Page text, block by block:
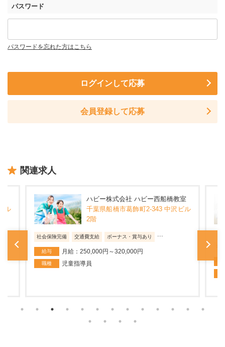
パスワード
パスワードを忘れた方はこちら
ログインして応募
会員登録して応募
関連求人
ル
ハビー株式会社 ハビー西船橋教室
千葉県船橋市葛飾町2-343 中沢ビル
2階
社会保険完備 交通費支給 ボーナス・賞与あり
給与 月給：250,000円～320,000円
職種 児童指導員